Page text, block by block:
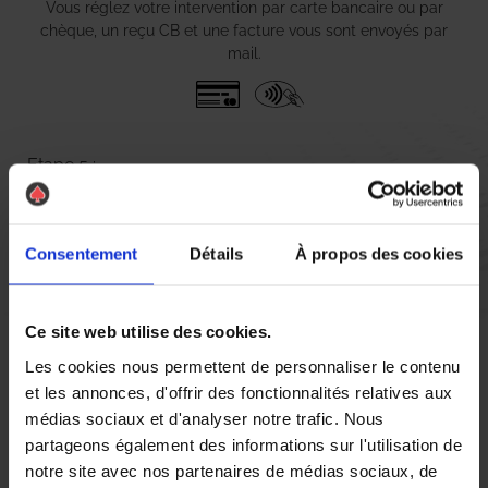
Consentement Détails À propos des cookies
Ce site web utilise des cookies.
Les cookies nous permettent de personnaliser le contenu
et les annonces, d'offrir des fonctionnalités relatives aux
médias sociaux et d'analyser notre trafic. Nous
partageons également des informations sur l'utilisation de
notre site avec nos partenaires de médias sociaux, de
Vous réglez votre intervention par carte bancaire ou par
chèque, un reçu CB et une facture vous sont envoyés par
mail.
Etape 5 :
Vous évaluez la prestation
Vous recevez une demande d’évaluation de votre expérience
Nous avons pensé à tout